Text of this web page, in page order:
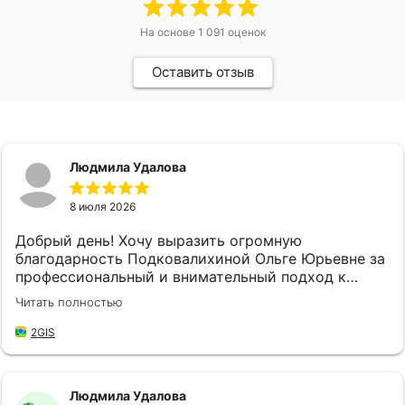
На основе 1 091 оценок
Оставить отзыв
Людмила Удалова
8 июля 2026
Добрый день! Хочу выразить огромную
благодарность Подковалихиной Ольге Юрьевне за
профессиональный и внимательный подход к
своей работе, за качественное и быстрое
обслуживание! Не впервые обращаюсь в "
Страховой Дом ДБК", и каждый раз меня приятно
Читать полностью
2GIS
Людмила Удалова